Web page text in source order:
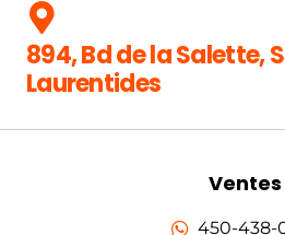
894, Bd de la Salette,
Laurentides
Ventes
450-438-